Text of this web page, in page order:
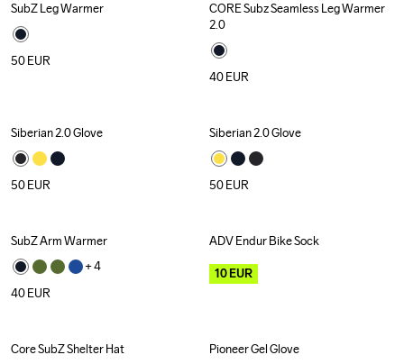
Recycled
SubZ Leg Warmer
50EUR
CORE Subz Seamless Leg Warmer
2.0
40EUR
Siberian 2.0 Glove
50EUR
Siberian 2.0 Glove
50EUR
SubZ Arm Warmer
+ 4
40EUR
Outlet
ADV Endur Bike Sock
10EUR
Recycled
Core SubZ Shelter Hat Outlet
Pioneer Gel Glove